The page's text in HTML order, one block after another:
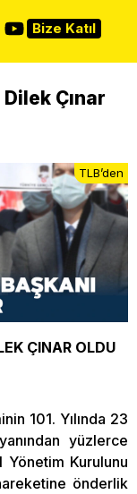
Bize Katıl
Çınar
TLB’den
ÇINAR OLDU
101. Yılında 23
yüzlerce
Yönetim Kurulunu
önderlik